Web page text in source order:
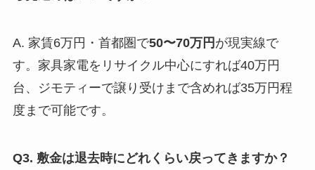
A. 家賃6万円・首都圏で50〜70万円 が現実線で
す。家具家電をリサイクル中心にすれば40万円
台、ジモティーで譲り受けまで含めれば35万円程
度まで可能です。
Q3. 敷金は退去時にどれくらい戻ってきますか？